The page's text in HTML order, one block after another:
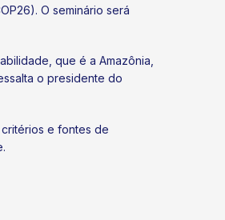
O seminário será
que é a Amazônia,
o presidente do
e fontes de